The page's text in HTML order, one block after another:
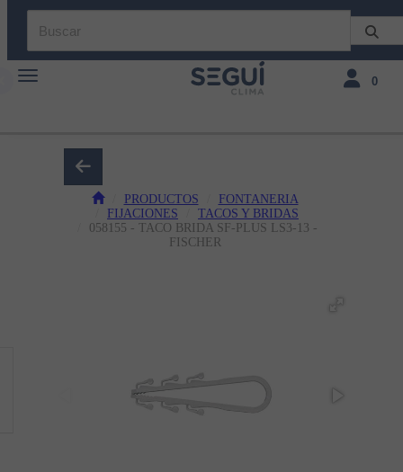
Toggle navigation Toggle
0
PRODUCTOS
FONTANERIA
FIJACIONES
TACOS Y BRIDAS
058155 - TACO BRIDA SF-PLUS LS3-13 -
FISCHER